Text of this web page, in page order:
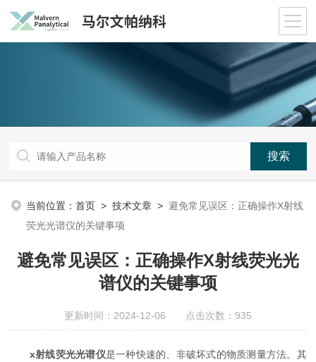
当前位置：首页 >技术文章 > 避免常见误区：正确操作X射线
荧光光谱仪的关键事项
避免常见误区：正确操作X射线荧光光
谱仪的关键事项
更新时间：2024-12-06 点击次数：935
x射线荧光光谱仪是一种快速的、非破坏式的物质测量方法。其